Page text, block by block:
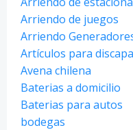
Arriendo de juegos
Arriendo
Artículos para
Avena chilena
Baterias a domicilio
Baterias para autos
bodegas